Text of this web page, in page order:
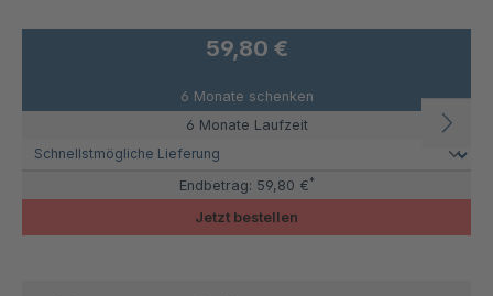
59,80 €
6 Monate schenken
6 Monate Laufzeit
Endbetrag: 59,80 €*
Jetzt bestellen